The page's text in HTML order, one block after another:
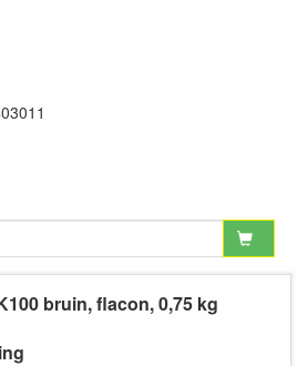
bruin, flacon, 0,75 kg